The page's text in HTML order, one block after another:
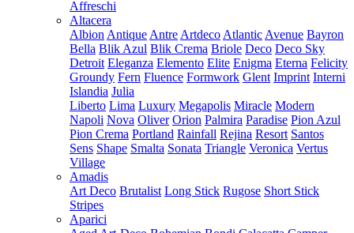
Affreschi
Altacera
Albion Antique Antre Artdeco Atlantic Avenue Bayron
Bella Blik Azul Blik Crema Briole Deco Deco Sky
Detroit Eleganza Elemento Elite Enigma Eterna Felicity
Groundy Fern Fluence Formwork Glent Imprint Interni
Islandia Julia
Liberto Lima Luxury Megapolis Miracle Modern
Napoli Nova Oliver Orion Palmira Paradise Pion Azul
Pion Crema Portland Rainfall Rejina Resort Santos
Sens Shape Smalta Sonata Triangle Veronica Vertus
Village
Amadis
Art Deco Brutalist Long Stick Rugose Short Stick
Stripes
Aparici